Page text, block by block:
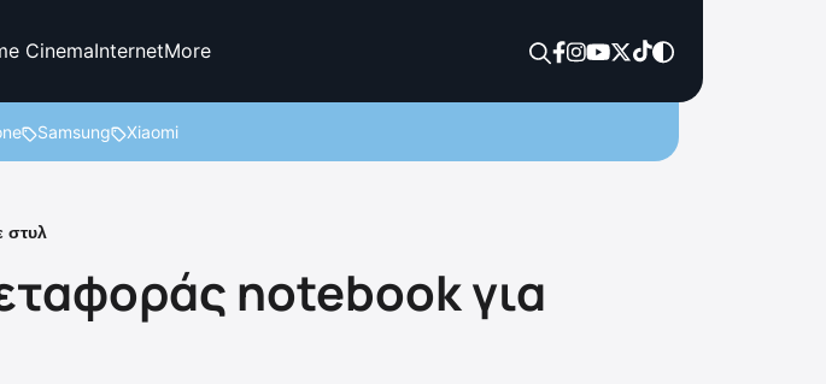
CinemaInternetMore
Samsung Xiaomi
στυλ
notebook για